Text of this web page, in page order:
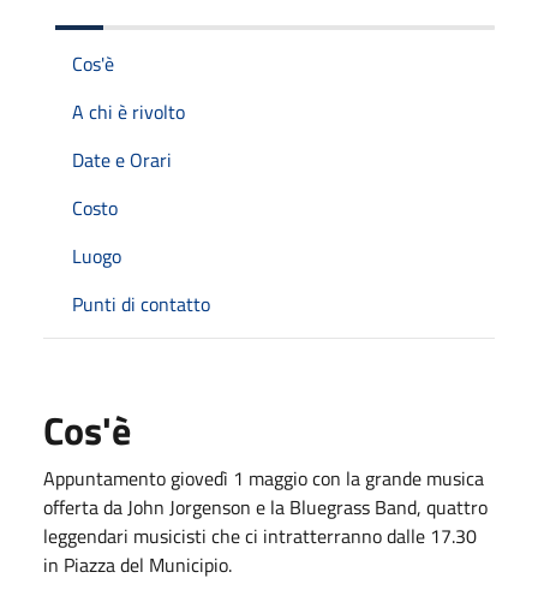
Cos'è
A chi è rivolto
Date e Orari
Costo
Luogo
Punti di contatto
Cos'è
Appuntamento giovedì 1 maggio con la grande musica
offerta da John Jorgenson e la Bluegrass Band, quattro
leggendari musicisti che ci intratterranno dalle 17.30
in Piazza del Municipio.